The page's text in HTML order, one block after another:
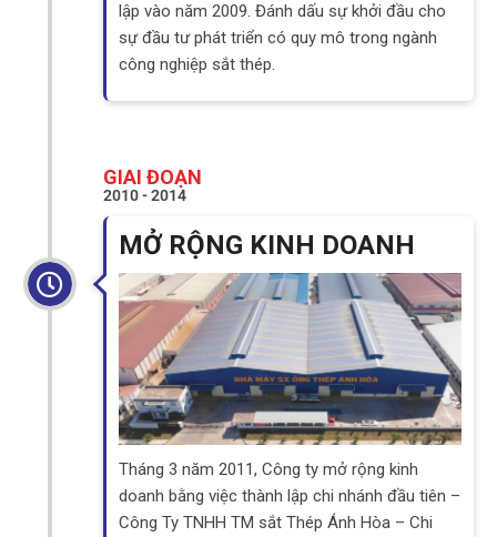
lập vào năm 2009. Đánh dấu sự khởi đầu cho
sự đầu tư phát triển có quy mô trong ngành
công nghiệp sắt thép.
GIAI ĐOẠN
2010 - 2014
MỞ RỘNG KINH DOANH
Tháng 3 năm 2011, Công ty mở rộng kinh
doanh bằng việc thành lập chi nhánh đầu tiên –
Công Ty TNHH TM sắt Thép Ánh Hòa – Chi